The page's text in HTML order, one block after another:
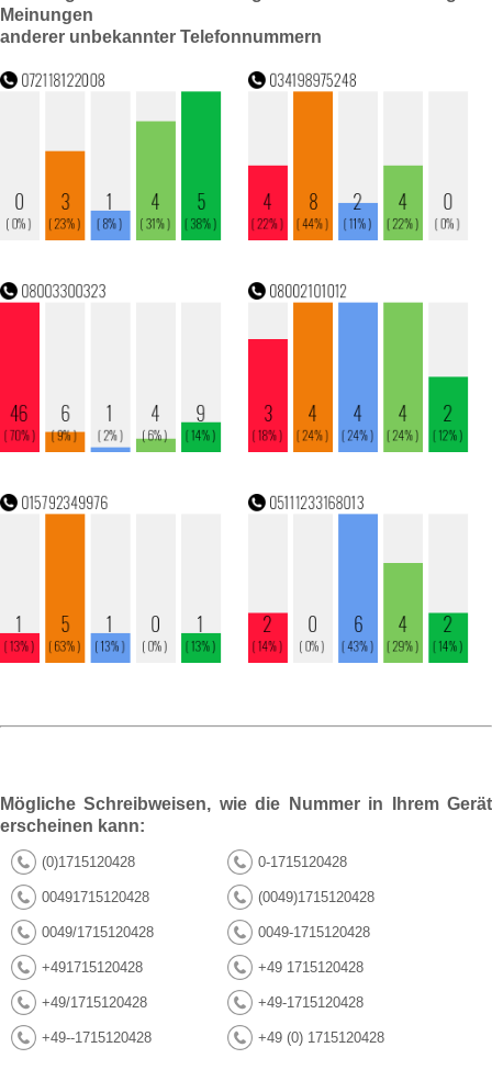
Meinungen
anderer unbekannter Telefonnummern
Mögliche Schreibweisen, wie die Nummer in Ihrem Gerät
erscheinen kann:
(0)1715120428 0-1715120428
00491715120428 (0049)1715120428
0049/1715120428 0049-1715120428
+491715120428 +49 1715120428
+49/1715120428 +49-1715120428
+49--1715120428 +49 (0) 1715120428